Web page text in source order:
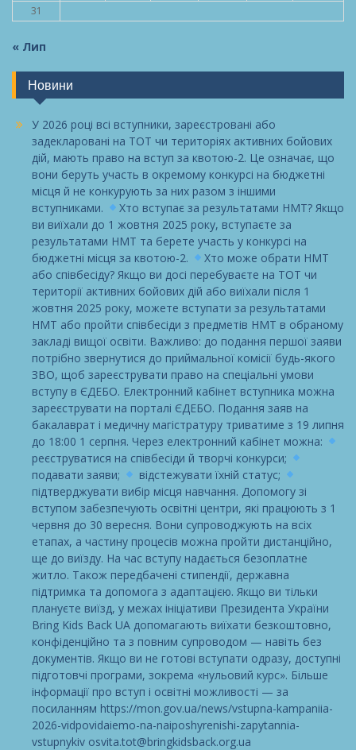
31
« Лип
Новини
У 2026 році всі вступники, зареєстровані або
задекларовані на ТОТ чи територіях активних бойових
дій, мають право на вступ за квотою-2. Це означає, що
вони беруть участь в окремому конкурсі на бюджетні
місця й не конкурують за них разом з іншими
вступниками.
Хто вступає за результатами НМТ? Якщо
ви виїхали до 1 жовтня 2025 року, вступаєте за
результатами НМТ та берете участь у конкурсі на
бюджетні місця за квотою-2.
Хто може обрати НМТ
або співбесіду? Якщо ви досі перебуваєте на ТОТ чи
території активних бойових дій або виїхали після 1
жовтня 2025 року, можете вступати за результатами
НМТ або пройти співбесіди з предметів НМТ в обраному
закладі вищої освіти. Важливо: до подання першої заяви
потрібно звернутися до приймальної комісії будь-якого
ЗВО, щоб зареєструвати право на спеціальні умови
вступу в ЄДЕБО. Електронний кабінет вступника можна
зареєструвати на порталі ЄДЕБО. Подання заяв на
бакалаврат і медичну магістратуру триватиме з 19 липня
до 18:00 1 серпня. Через електронний кабінет можна:
реєструватися на співбесіди й творчі конкурси;
подавати заяви;
відстежувати їхній статус;
підтверджувати вибір місця навчання. Допомогу зі
вступом забезпечують освітні центри, які працюють з 1
червня до 30 вересня. Вони супроводжують на всіх
етапах, а частину процесів можна пройти дистанційно,
ще до виїзду. На час вступу надається безоплатне
житло. Також передбачені стипендії, державна
підтримка та допомога з адаптацією. Якщо ви тільки
плануєте виїзд, у межах ініціативи Президента України
Bring Kids Back UA допомагають виїхати безкоштовно,
конфіденційно та з повним супроводом — навіть без
документів. Якщо ви не готові вступати одразу, доступні
підготовчі програми, зокрема «нульовий курс». Більше
інформації про вступ і освітні можливості — за
посиланням https://mon.gov.ua/news/vstupna-kampaniia-
2026-vidpovidaiemo-na-naiposhyrenishi-zapytannia-
vstupnykiv osvita.tot@bringkidsback.org.ua